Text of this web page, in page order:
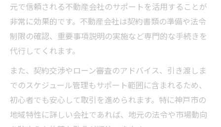
元で信頼される不動産会社のサポートを活用することが
非常に効果的です。不動産会社は契約書類の準備や法令
制限の確認、重要事項説明の実施など専門的な手続きを
代行してくれます。
また、契約交渉やローン審査のアドバイス、引き渡しま
でのスケジュール管理もサポート範囲に含まれるため、
初心者でも安心して取引を進められます。特に神戸市の
地域特性に詳しい会社であれば、地元の法令や市場動向